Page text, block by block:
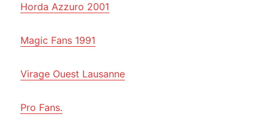
Horda Azzuro 2001
Magic Fans 1991
Virage Ouest Lausanne
Pro Fans.